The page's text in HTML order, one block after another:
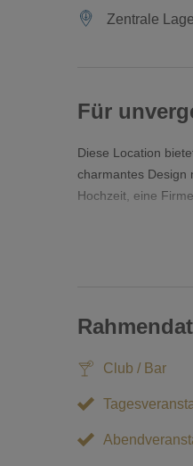
Zentrale Lage
Für
Diese Location
charmantes Design
Hochzeit, eine
Club / Bar